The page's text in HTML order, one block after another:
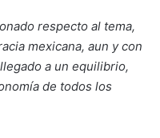
respecto al tema,
mexicana, aun y con
a un equilibrio,
de todos los